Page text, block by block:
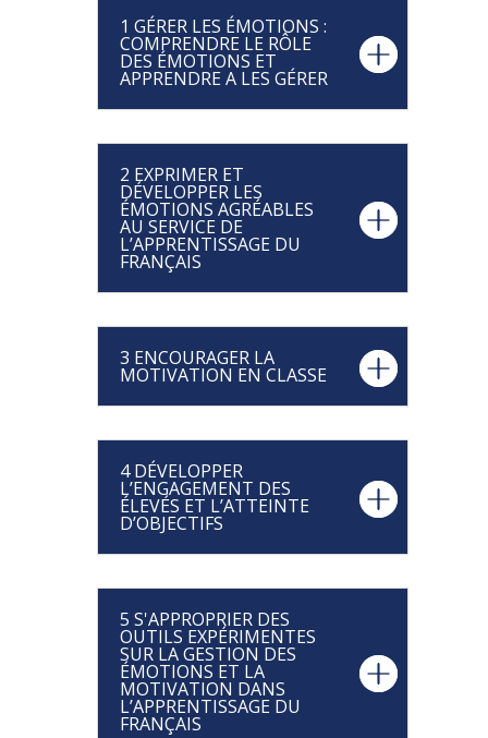
1 GÉRER LES ÉMOTIONS :
COMPRENDRE LE RÔLE
DES ÉMOTIONS ET
APPRENDRE A LES GÉRER
2 EXPRIMER ET
DÉVELOPPER LES
ÉMOTIONS AGRÉABLES
AU SERVICE DE
L’APPRENTISSAGE DU
FRANÇAIS
3 ENCOURAGER LA
MOTIVATION EN CLASSE
4 DÉVELOPPER
L’ENGAGEMENT DES
ÉLEVÉS ET L’ATTEINTE
D’OBJECTIFS
5 S'APPROPRIER DES
OUTILS EXPÉRIMENTES
SUR LA GESTION DES
ÉMOTIONS ET LA
MOTIVATION DANS
L’APPRENTISSAGE DU
FRANÇAIS